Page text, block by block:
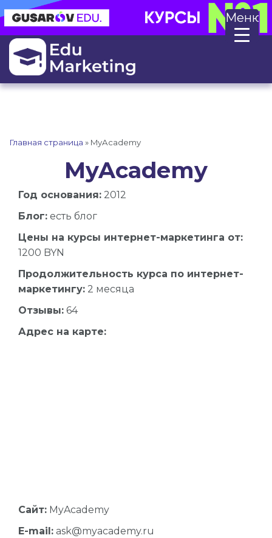
Главная страница » MyAcademy
MyAcademy
Год основания: 2012
Блог: есть блог
Цены на курсы интернет-маркетинга от:
1200 BYN
Продолжительность курса по интернет-
маркетингу: 2 месяца
Отзывы: 64
Адрес на карте:
Сайт: MyAcademy
E-mail: ask@myacademy.ru
Меню